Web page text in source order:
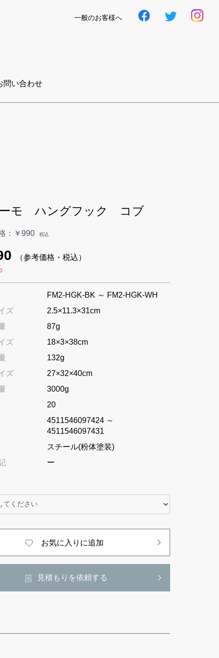
一般のお客様へ
問い合わせ
モ ハングフック コブ
： ￥990 税込
（参考価格・税込）
FM2-HGK-BK ～ FM2-HGK-WH
ズ
2.5×11.3×31cm
87g
ズ
18×3×38cm
132g
ズ
27×32×40cm
3000g
20
4511546097424 ～
4511546097431
スチール(粉体塗装)
ー
お気に入りに追加
見積もりを依頼する